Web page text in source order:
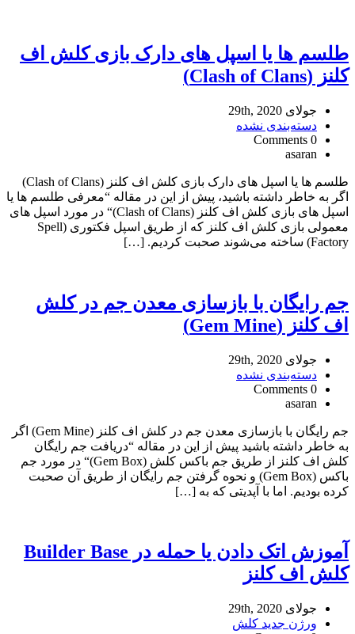
طلسم ها یا اسپل های دارک بازی کلش اف
کلنز (Clash of Clans)
جولای 29th, 2020
دسته‌بندی نشده
0 Comments
asaran
طلسم ها یا اسپل های دارک بازی کلش اف کلنز (Clash of Clans)
اگر به خاطر داشته باشید، پیش از این در مقاله “معرفی طلسم ها یا
اسپل های بازی کلش اف کلنز (Clash of Clans)“ در مورد اسپل های
معمولی بازی کلش اف کلنز که از طریق اسپل فکتوری (Spell
Factory) ساخته می‌شوند صحبت کردیم. […]
جم رایگان با بازسازی معدن جم در کلش
اف کلنز (Gem Mine)
جولای 29th, 2020
دسته‌بندی نشده
0 Comments
asaran
جم رایگان با بازسازی معدن جم در کلش اف کلنز (Gem Mine) اگر
به خاطر داشته باشید پیش از این در مقاله “دریافت جم رایگان
کلش اف کلنز از طریق جم باکس کلش (Gem Box)“ در مورد جم
باکس (Gem Box) و نحوه گرفتن جم رایگان از طریق آن صحبت
کرده بودیم. اما با آپدیتی که به […]
آموزش اتک دادن یا حمله در Builder Base
کلش اف کلنز
جولای 29th, 2020
ورژن جدید کلش